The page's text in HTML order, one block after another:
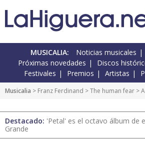
MUSICALIA: Noticias musicales
Próximas novedades
Discos
Festivales
Premios Artistas
Musicalia > Franz Ferdinand >The human fear >
Destacado: 'Petal' es el octavo álbum de
Grande